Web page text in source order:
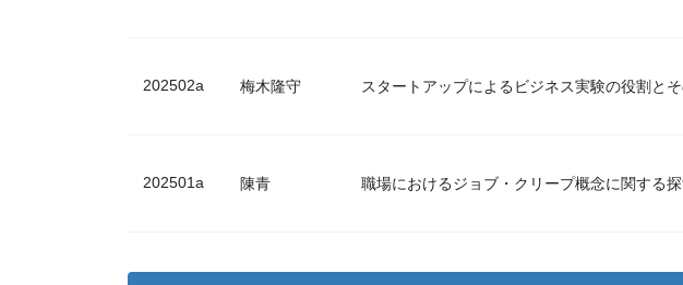
202502a 梅木隆守 スタートアップによるビジネス実験の役割と
202501a 陳青 職場におけるジョブ・クリープ概念に関する